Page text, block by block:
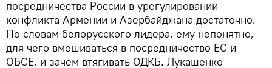
посредничества России в урегулировании
конфликта Армении и Азербайджана достаточно.
По словам белорусского лидера, ему непонятно,
для чего вмешиваться в посредничество ЕС и
ОБСЕ, и зачем втягивать ОДКБ. Лукашенко